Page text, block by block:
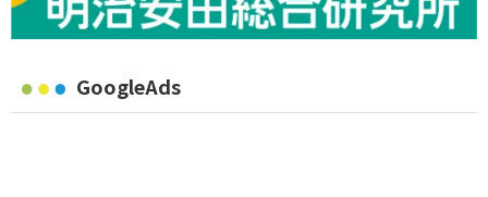
GoogleAds